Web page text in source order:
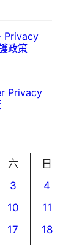
Privacy
政策
Privacy
六
日
3
4
10
11
17
18